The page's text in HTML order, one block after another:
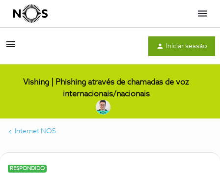
Menu
Iniciar sessão
Vishing | Phishing através de chamadas de voz
internacionais/nacionais
Internet NOS
RESPONDIDO